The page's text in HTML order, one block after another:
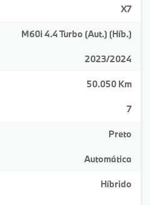
X7
M60i 4.4 Turbo (Aut.) (Híb.)
2023/2024
50.050 Km
7
Preto
Automática
Híbrido